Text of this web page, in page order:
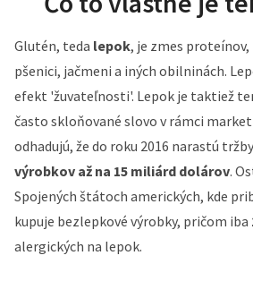
Glutén, teda lepok, je zmes
pšenici, jačmeni a iných obilninách.
efekt 'žuvateľnosti'. Lepok je taktiež
často skloňované slovo v rámci
odhadujú, že do roku 2016 narastú
výrobkov až na 15 miliárd dolárov.
Spojených štátoch amerických, kde
kupuje bezlepkové výrobky, pričom iba
alergických na lepok.